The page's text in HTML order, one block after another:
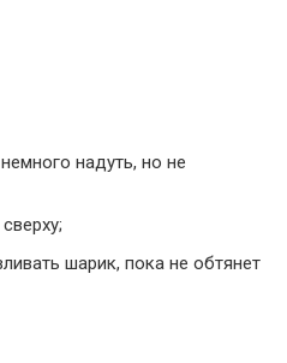
надуть, но не
шарик, пока не обтянет